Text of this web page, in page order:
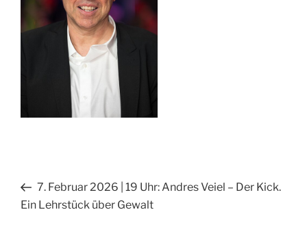
Beitragsnavigation
Vorheriger
Beitrag
7. Februar 2026 | 19 Uhr: Andres Veiel – Der Kick.
Ein Lehrstück über Gewalt